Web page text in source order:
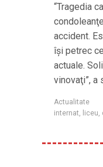
“Tragedia
accident.
îşi petrec
actuale.
vinovaţi”, a
Actualitate
internat, liceu,